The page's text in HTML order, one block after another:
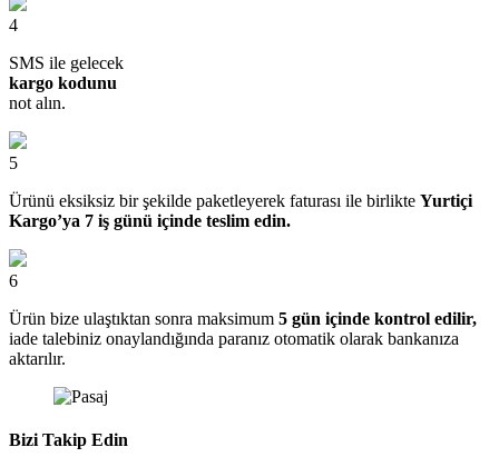
4
SMS ile gelecek
kargo kodunu
not alın.
5
Ürünü eksiksiz bir şekilde paketleyerek faturası ile birlikte Yurtiçi
Kargo’ya 7 iş günü içinde teslim edin.
6
Ürün bize ulaştıktan sonra maksimum 5 gün içinde kontrol edilir,
iade talebiniz onaylandığında paranız otomatik olarak bankanıza
aktarılır.
Bizi Takip Edin